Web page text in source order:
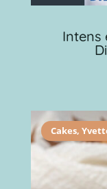
Intens
Cakes,